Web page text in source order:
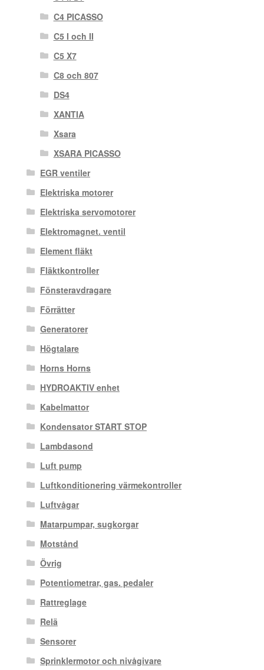
C4 PICASSO
C5 I och II
C5 X7
C8 och 807
DS4
XANTIA
Xsara
XSARA PICASSO
EGR ventiler
Elektriska motorer
Elektriska servomotorer
Elektromagnet. ventil
Element fläkt
Fläktkontroller
Fönsteravdragare
Förrätter
Generatorer
Högtalare
Horns Horns
HYDROAKTIV enhet
Kabelmattor
Kondensator START STOP
Lambdasond
Luft pump
Luftkonditionering värmekontroller
Luftvågar
Matarpumpar, sugkorgar
Motstånd
Övrig
Potentiometrar, gas. pedaler
Rattreglage
Relä
Sensorer
Sprinklermotor och nivågivare